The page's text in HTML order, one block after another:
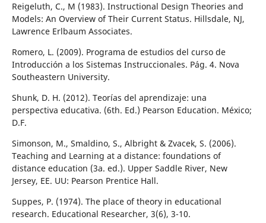
Reigeluth, C., M (1983). Instructional Design Theories and
Models: An Overview of Their Current Status. Hillsdale, NJ,
Lawrence Erlbaum Associates.
Romero, L. (2009). Programa de estudios del curso de
Introducción a los Sistemas Instruccionales. Pág. 4. Nova
Southeastern University.
Shunk, D. H. (2012). Teorías del aprendizaje: una
perspectiva educativa. (6th. Ed.) Pearson Education. México;
D.F.
Simonson, M., Smaldino, S., Albright & Zvacek, S. (2006).
Teaching and Learning at a distance: foundations of
distance education (3a. ed.). Upper Saddle River, New
Jersey, EE. UU: Pearson Prentice Hall.
Suppes, P. (1974). The place of theory in educational
research. Educational Researcher, 3(6), 3-10.